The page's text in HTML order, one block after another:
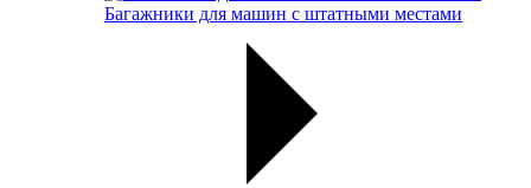
Багажники для машин с штатными местами